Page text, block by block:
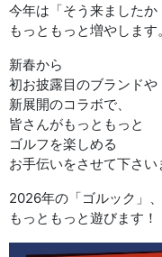
今年は「そう来ましたか
もっともっと増やします。
新春から
初お披露目のブランドや
新展開のコラボで、
皆さんがもっともっと
ゴルフを楽しめる
お手伝いをさせて下さい
2026年の「ゴルック」、
もっともっと遊びます！